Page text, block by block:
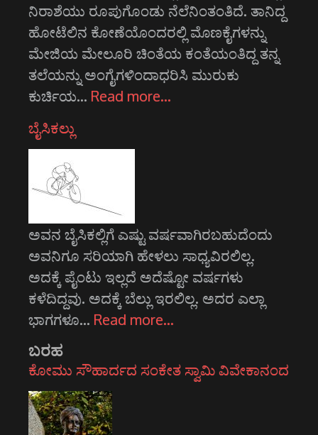
ನಿರಾಶೆಯು ರೂಪುಗೊಂಡು ನೆಲೆನಿಂತಂತಿದೆ. ತಾನಿದ್ದ
ಹೋಟೆಲಿನ ಕೋಣೆಯೊಂದರಲ್ಲಿ ಮೊಣಕೈಗಳನ್ನು
ಮೇಜಿಯ ಮೇಲೂರಿ ಚಿಂತೆಯ ಕಂತೆಯಂತಿದ್ದ ತನ್ನ
ತಲೆಯನ್ನು ಅಂಗೈಗಳಿಂದಾಧರಿಸಿ ಮುರುಕು
ಕುರ್ಚಿಯ… Read more…
ಬೈಸಿಕಲ್ಲು
ಅವನ ಬೈಸಿಕಲ್ಲಿಗೆ ಎಷ್ಟು ವರ್ಷವಾಗಿರಬಹುದೆಂದು
ಅವನಿಗೂ ಸರಿಯಾಗಿ ಹೇಳಲು ಸಾಧ್ಯವಿರಲಿಲ್ಲ.
ಅದಕ್ಕೆ ಪೈಂಟು ಇಲ್ಲದೆ ಅದೆಷ್ಟೋ ವರ್ಷಗಳು
ಕಳೆದಿದ್ದವು. ಅದಕ್ಕೆ ಬೆಲ್ಲು ಇರಲಿಲ್ಲ. ಅದರ ಎಲ್ಲಾ
ಭಾಗಗಳೂ… Read more…
ಬರಹ
ಕೋಮು ಸೌಹಾರ್ದದ ಸಂಕೇತ ಸ್ವಾಮಿ ವಿವೇಕಾನಂದ